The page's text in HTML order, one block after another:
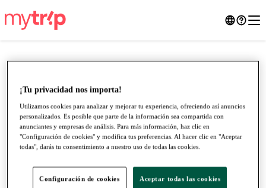
¡Tu privacidad nos importa!
Utilizamos cookies para analizar y mejorar tu experiencia, ofreciendo así anuncios
personalizados. Es posible que parte de la información sea compartida con
anunciantes y empresas de análisis. Para más información, haz clic en
"Configuración de cookies" y modifica tus preferencias. Al hacer clic en "Aceptar
todas", darás tu consentimiento a nuestro uso de todas las cookies.
Configuración de cookies Aceptar todas las cookies